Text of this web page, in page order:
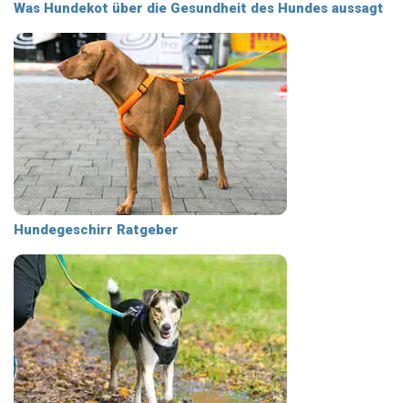
Was Hundekot über die Gesundheit des Hundes aussagt
Hundegeschirr Ratgeber